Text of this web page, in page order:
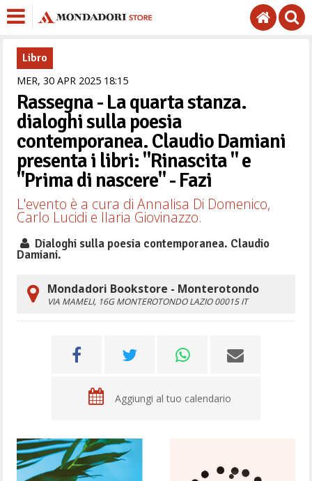
Libro
MER,30 APR 2025 1815
Rassegna - La quarta stanza.
dialoghi sulla poesia
contemporanea. Claudio Damiani
presenta i libri: "Rinascita " e
"Prima di nascere" - Fazi
L'evento è a cura di Annalisa Di Domenico,
Carlo Lucidi e Ilaria Giovinazzo.
Dialoghi sulla poesia contemporanea. Claudio
Damiani.
Mondadori Bookstore - Monterotondo
VIA MAMELI, 16GMONTEROTONDO LAZIO 00015 IT
Aggiungi al tuo calendario